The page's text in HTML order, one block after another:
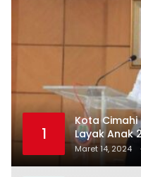
1
Kota Cimahi
Layak Anak
Maret 14, 2024